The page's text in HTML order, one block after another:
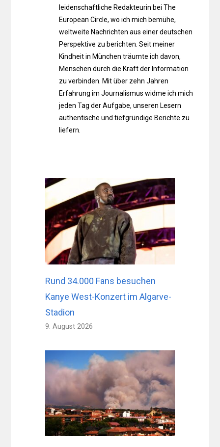
leidenschaftliche Redakteurin bei The
European Circle, wo ich mich bemühe,
weltweite Nachrichten aus einer deutschen
Perspektive zu berichten. Seit meiner
Kindheit in München träumte ich davon,
Menschen durch die Kraft der Information
zu verbinden. Mit über zehn Jahren
Erfahrung im Journalismus widme ich mich
jeden Tag der Aufgabe, unseren Lesern
authentische und tiefgründige Berichte zu
liefern.
Rund 34.000 Fans besuchen
Kanye West-Konzert im Algarve-
Stadion
9. August 2026